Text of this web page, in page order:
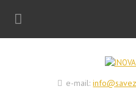
e-mail: